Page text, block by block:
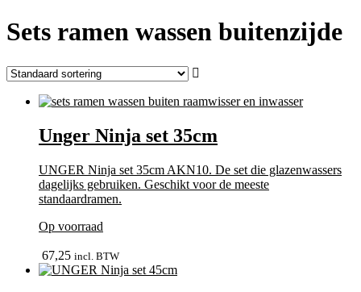
Sets ramen wassen buitenzijde
Unger Ninja set 35cm
UNGER Ninja set 35cm AKN10. De set die glazenwassers
dagelijks gebruiken. Geschikt voor de meeste
standaardramen.
Op voorraad
67,25 incl. BTW